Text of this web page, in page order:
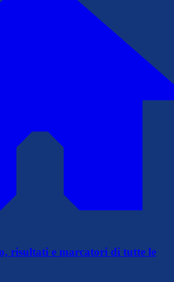
risultati e marcatori di tutte le